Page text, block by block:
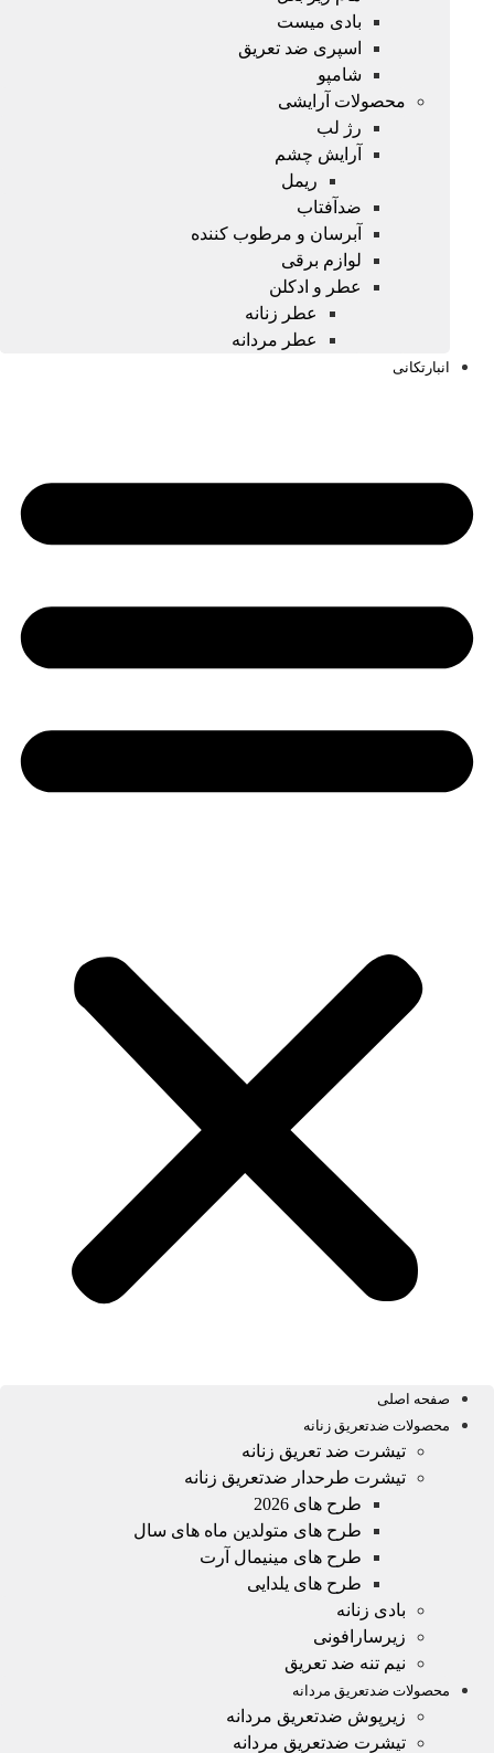
بادی میست
اسپری ضد تعریق
شامپو
محصولات آرایشی
رژ لب
آرایش چشم
ریمل
ضدآفتاب
آبرسان و مرطوب کننده
لوازم برقی
عطر و ادکلن
عطر زنانه
عطر مردانه
انبارتکانی
صفحه اصلی
محصولات ضدتعریق زنانه
تیشرت ضد تعریق زنانه
تیشرت طرحدار ضدتعریق زنانه
طرح های 2026
طرح های متولدین ماه های سال
طرح های مینیمال آرت
طرح های یلدایی
بادی زنانه
زیرسارافونی
نیم تنه ضد تعریق
محصولات ضدتعریق مردانه
زیرپوش ضدتعریق مردانه
تیشرت ضدتعریق مردانه